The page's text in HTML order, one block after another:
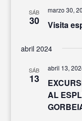
SÁB
30 Visita
marzo 30,
abril 2024
SÁB
13
AL
abril 13,